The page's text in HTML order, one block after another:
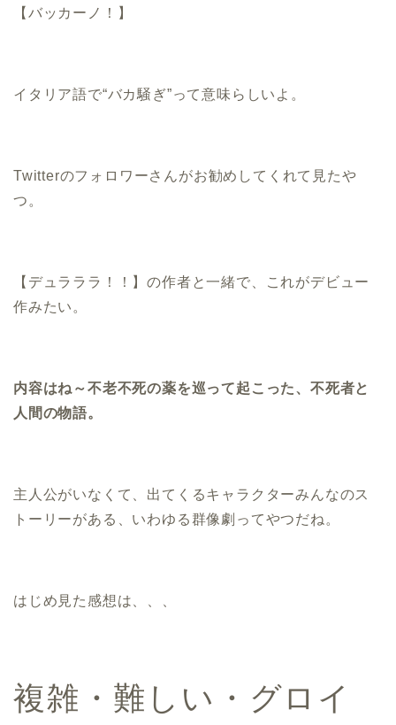
【バッカーノ！】
イタリア語で“バカ騒ぎ”って意味らしいよ。
Twitterのフォロワーさんがお勧めしてくれて見たや
つ。
【デュラララ！！】の作者と一緒で、これがデビュー
作みたい。
内容はね～不老不死の薬を巡って起こった、不死者と
人間の物語。
主人公がいなくて、出てくるキャラクターみんなのス
トーリーがある、いわゆる群像劇ってやつだね。
はじめ見た感想は、、、
複雑・難しい・グロイ